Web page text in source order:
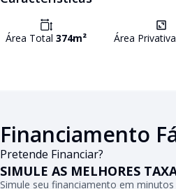
Área Total 374m² Área Privativa
Financiamento
Pretende Financiar?
SIMULE AS MELHORES
Simule seu financiamento em